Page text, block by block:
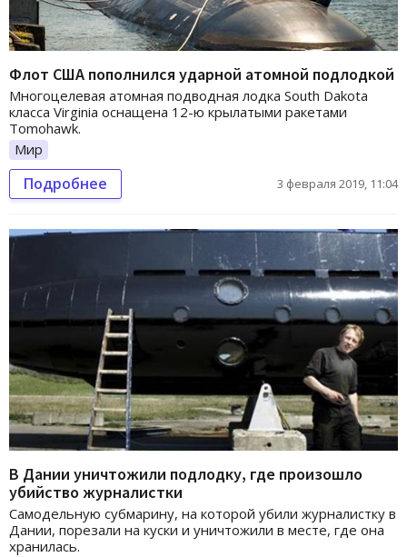
Флот США пополнился ударной атомной подлодкой
Многоцелевая атомная подводная лодка South Dakota
класса Virginia оснащена 12-ю крылатыми ракетами
Tomohawk.
Мир
Подробнее 3 февраля 2019, 11:04
В Дании уничтожили подлодку, где произошло
убийство журналистки
Самодельную субмарину, на которой убили журналистку в
Дании, порезали на куски и уничтожили в месте, где она
хранилась.